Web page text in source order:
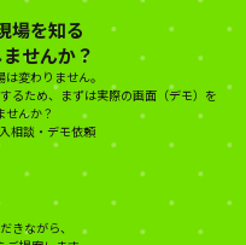
場を知る
せんか？
変わりません。
るため、 まずは実際の画面（デモ）を
せんか？
相談・デモ依頼
きながら、